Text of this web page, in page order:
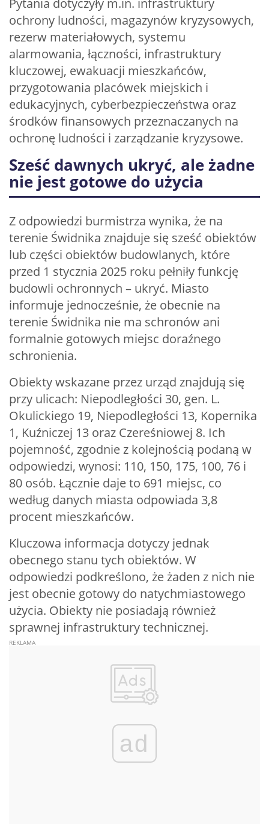
Pytania dotyczyły m.in. infrastruktury
ochrony ludności, magazynów kryzysowych,
rezerw materiałowych, systemu
alarmowania, łączności, infrastruktury
kluczowej, ewakuacji mieszkańców,
przygotowania placówek miejskich i
edukacyjnych, cyberbezpieczeństwa oraz
środków finansowych przeznaczanych na
ochronę ludności i zarządzanie kryzysowe.
Sześć dawnych ukryć, ale żadne
nie jest gotowe do użycia
Z odpowiedzi burmistrza wynika, że na
terenie Świdnika znajduje się sześć obiektów
lub części obiektów budowlanych, które
przed 1 stycznia 2025 roku pełniły funkcję
budowli ochronnych – ukryć. Miasto
informuje jednocześnie, że obecnie na
terenie Świdnika nie ma schronów ani
formalnie gotowych miejsc doraźnego
schronienia.
Obiekty wskazane przez urząd znajdują się
przy ulicach: Niepodległości 30, gen. L.
Okulickiego 19, Niepodległości 13, Kopernika
1, Kuźniczej 13 oraz Czereśniowej 8. Ich
pojemność, zgodnie z kolejnością podaną w
odpowiedzi, wynosi: 110, 150, 175, 100, 76 i
80 osób. Łącznie daje to 691 miejsc, co
według danych miasta odpowiada 3,8
procent mieszkańców.
Kluczowa informacja dotyczy jednak
obecnego stanu tych obiektów. W
odpowiedzi podkreślono, że żaden z nich nie
jest obecnie gotowy do natychmiastowego
użycia. Obiekty nie posiadają również
sprawnej infrastruktury technicznej.
ad